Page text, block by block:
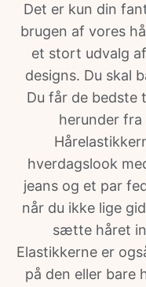
Det er kun din
brugen af vores
et stort udvalg
designs. Du skal
Du får de bedste
herunder fra
hverdagslook
jeans og et par
når du ikke lige
sætte håret
Elastikkerne er
på den eller bare